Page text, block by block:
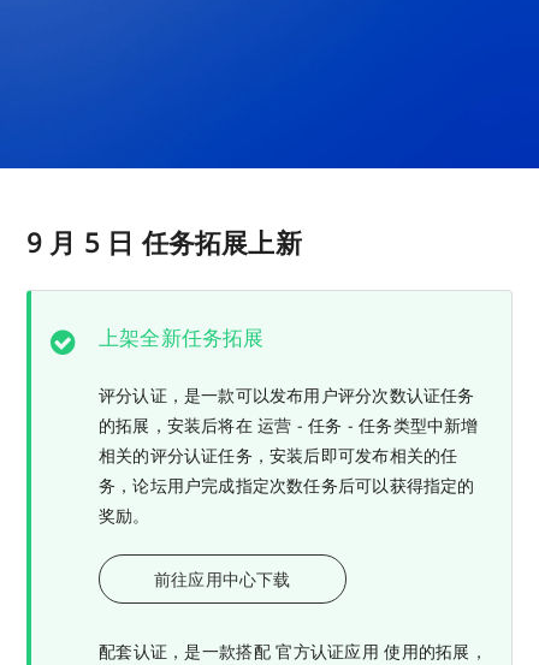
9 月 5 日 任务拓展上新
上架全新任务拓展
评分认证，是一款可以发布用户评分次数认证任务
的拓展，安装后将在 运营 - 任务 - 任务类型中新增
相关的评分认证任务，安装后即可发布相关的任
务，论坛用户完成指定次数任务后可以获得指定的
奖励。
前往应用中心下载
配套认证，是一款搭配 官方认证应用 使用的拓展，